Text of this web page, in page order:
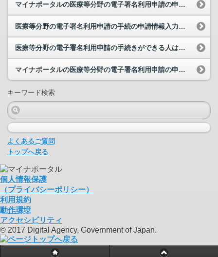
マイナポータルの医療等分野の電子署名利用申請の申請時に添付する現姓（本名）と旧姓・旧名の関係が...
医療等分野の電子署名利用申請の手続の申請情報入力画面で、一部の情報が既に入力されていました。な...
医療等分野の電子署名利用申請の手続きができる人は誰ですか。
マイナポータルの医療等分野の電子署名利用申請の申請時に添付する顔写真の規格を教えてください。
キーワード検索
よくあるご質問
トップへ戻る
個人情報保護
（プライバシーポリシー）
利用規約
動作環境
アクセシビリティ
© 2017 Digital Agency, Government of Japan.